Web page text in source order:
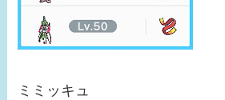
ミミッキュ